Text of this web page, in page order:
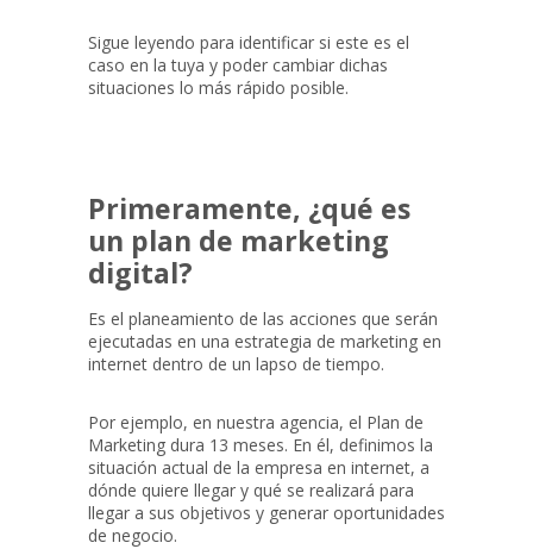
Sigue leyendo para identificar si este es el
caso en la tuya y poder cambiar dichas
situaciones lo más rápido posible.
Primeramente, ¿qué es
un plan de marketing
digital?
Es el planeamiento de las acciones que serán
ejecutadas en una estrategia de marketing en
internet dentro de un lapso de tiempo.
Por ejemplo, en nuestra agencia, el Plan de
Marketing dura 13 meses. En él, definimos la
situación actual de la empresa en internet, a
dónde quiere llegar y qué se realizará para
llegar a sus objetivos y generar oportunidades
de negocio.